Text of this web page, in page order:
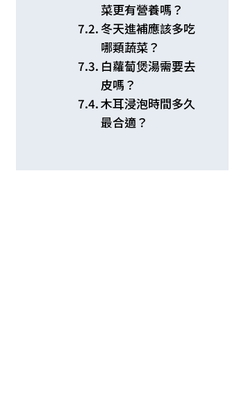
菜更有營養嗎？
冬天進補應該多吃
哪類蔬菜？
白蘿蔔煲湯需要去
皮嗎？
木耳浸泡時間多久
最合適？